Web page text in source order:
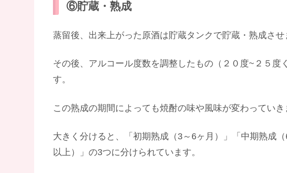
⑥貯蔵・熟成
蒸留後、出来上がった原酒は貯蔵タンクで貯蔵・熟成させ
その後、アルコール度数を調整したもの（２０度~２５度
す。
この熟成の期間によっても焼酎の味や風味が変わっていき
大きく分けると、「初期熟成（3～6ヶ月）」「中期熟成
以上）」の3つに分けられています。